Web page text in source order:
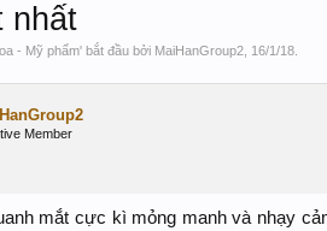
nhất
- Mỹ phẩm' bắt đầu bởi MaiHanGroup2 16/1/18
Member
mắt cực kì mỏng manh và nhạy